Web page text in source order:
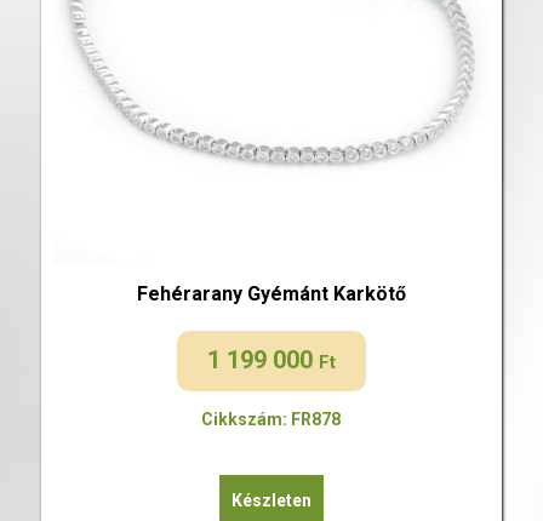
Fehérarany Gyémánt Karkötő
1 199 000 Ft
Cikkszám: FR878
Készleten